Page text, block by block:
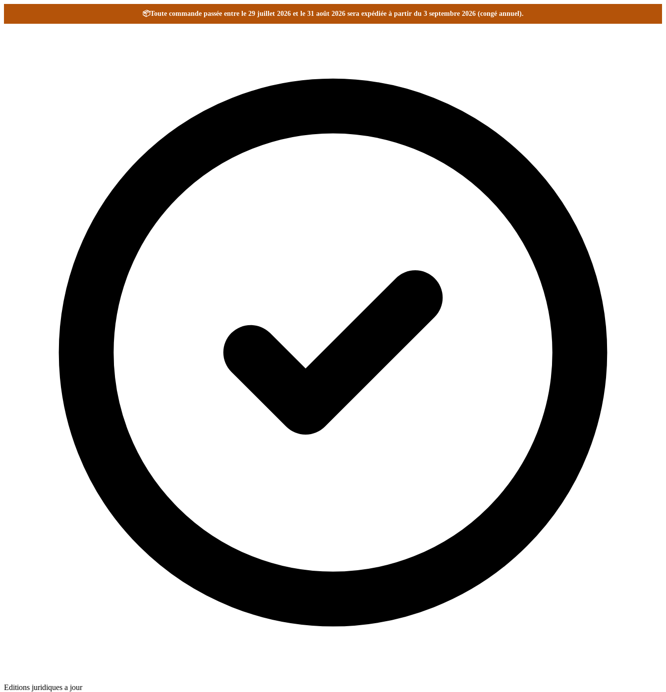
📦Toute commande passée entre le 29 juillet 2026 et le 31 août 2026 sera expédiée à partir du 3 septembre 2026 (congé annuel).
Editions juridiques a jour